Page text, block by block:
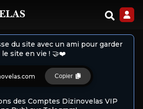
du site avec un ami pour garder
le site en vie ! 🤝❤️
Copier
des Comptes Dizinovelas VIP